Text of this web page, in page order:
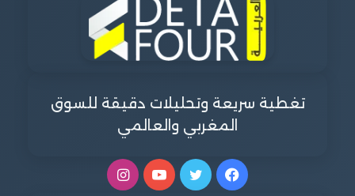
تغطية سريعة وتحليلات دقيقة للسوق
المغربي والعالمي
فيسبوكتويتر يوتيوبانستقرام